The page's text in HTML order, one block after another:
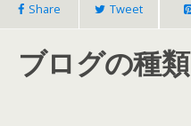
Share Tweet
ブログの種類